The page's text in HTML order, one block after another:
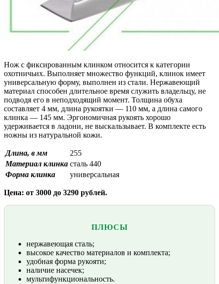
Нож с фиксированным клинком относится к категории
охотничьих. Выполняет множество функций, клинок имеет
универсальную форму, выполнен из стали. Нержавеющий
материал способен длительное время служить владельцу, не
подводя его в неподходящий момент. Толщина обуха
составляет 4 мм, длина рукоятки — 110 мм, а длина самого
клинка — 145 мм. Эргономичная рукоять хорошо
удерживается в ладони, не выскальзывает. В комплекте есть
ножны из натуральной кожи.
Длина, в мм
255
Материал клинка сталь 440
Форма клинка
универсальная
Цена: от 3000 до 3290 рублей.
ПЛЮСЫ
нержавеющая сталь;
высокое качество материалов и комплекта;
удобная форма рукояти;
наличие насечек;
мультифункциональность.